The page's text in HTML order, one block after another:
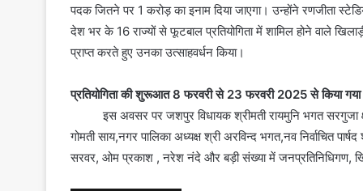
l
पदक जितने पर 1 करोड़ का इनाम दिया जाएगा। उन्होंने रणजीता
देश भर के 16 राज्यों से फूटबाल प्रतियोगिता में शामिल होने वाले
प्राप्त करते हुए उनका उत्साहवर्धन किया।
प्रतियोगिता की शुरूआत 8 फरवरी से 23 फरवरी 2025 से किया गया
इस अवसर पर जशपुर विधायक श्रीमती रायमुनि भगत सरगुजा
गोमती साय,नगर पालिका अध्यक्ष श्री अरविन्द भगत,नव निर्वाचित
सरवर, ओम प्रकाश , नरेश नंदे और बड़ी संख्या में जनप्रतिनिधिगण,